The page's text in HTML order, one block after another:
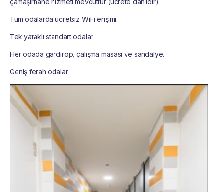
çamaşırhane hizmeti mevcuttur (ücrete dahildir).
Tüm odalarda ücretsiz WiFi erişimi.
Tek yataklı standart odalar.
Her odada gardırop, çalışma masası ve sandalye.
Geniş ferah odalar.